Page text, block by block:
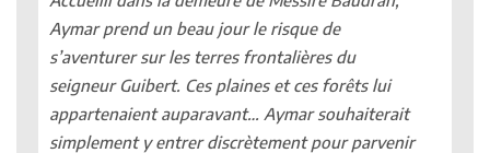
Aymar prend un beau jour le risque de
s’aventurer sur les terres frontalières du
seigneur Guibert. Ces plaines et ces forêts lui
appartenaient auparavant… Aymar souhaiterait
simplement y entrer discrètement pour parvenir